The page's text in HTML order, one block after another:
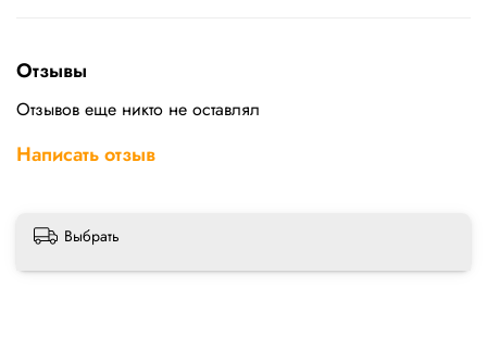
Отзывы
Отзывов еще никто не оставлял
Написать отзыв
Выбрать